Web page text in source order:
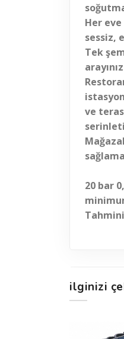
Her
sessiz,
Tek
arayınız
ve
20 bar
ilginizi